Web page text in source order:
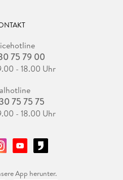
75 79 00
- 18.00 Uhr
75 75 75
- 18.00 Uhr
App herunter.